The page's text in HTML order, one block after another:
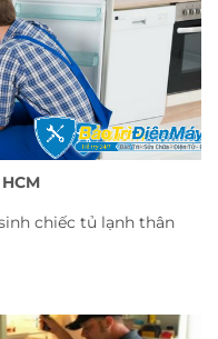
chiếc tủ lạnh thân